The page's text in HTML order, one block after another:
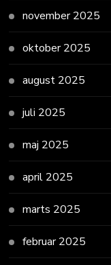
november 2025
oktober 2025
august 2025
juli 2025
maj 2025
april 2025
marts 2025
februar 2025